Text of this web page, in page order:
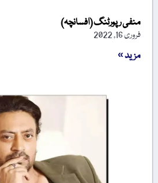
منفی رپورٹنگ (افسانچہ)
فروری 16, 2022
مزید »